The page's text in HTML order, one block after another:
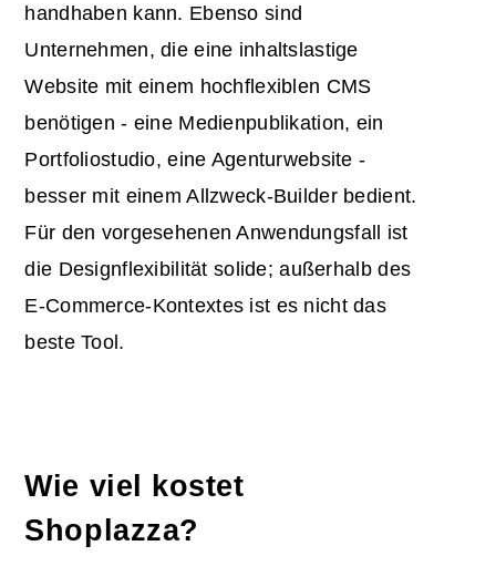
handhaben kann. Ebenso sind
Unternehmen, die eine inhaltslastige
Website mit einem hochflexiblen CMS
benötigen - eine Medienpublikation, ein
Portfoliostudio, eine Agenturwebsite -
besser mit einem Allzweck-Builder bedient.
Für den vorgesehenen Anwendungsfall ist
die Designflexibilität solide; außerhalb des
E-Commerce-Kontextes ist es nicht das
beste Tool.
Wie viel kostet
Shoplazza?